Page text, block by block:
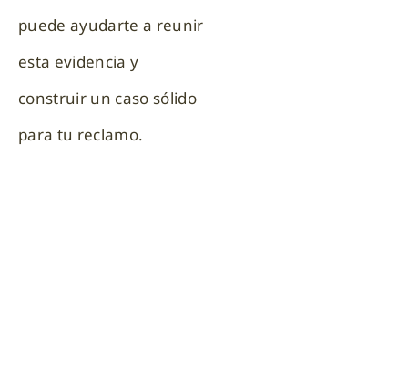
puede ayudarte a reunir
esta evidencia y
construir un caso sólido
para tu reclamo.